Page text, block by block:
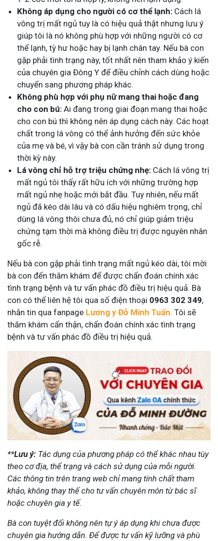
Không áp dụng cho người có cơ thể lạnh: Cách lá
vông trị mất ngủ tuy là có hiệu quả thật nhưng lưu ý
giúp tôi là nó không phù hợp với những người có cơ
thể lạnh, tỳ hư hoặc hay bị lạnh chân tay. Nếu bà con
gặp phải tình trạng này, tốt nhất nên tham khảo ý kiến
của chuyên gia Đông Y để điều chỉnh cách dùng hoặc
chuyển sang phương pháp khác.
Không phù hợp với phụ nữ mang thai hoặc đang
cho con bú: Ai đang trong giai đoạn mang thai hoặc
cho con bú thì không nên áp dụng cách này. Các hoạt
chất trong lá vông có thể ảnh hưởng đến sức khỏe
của mẹ và bé, vì vậy bà con cần tránh sử dụng trong
thời kỳ này.
Lá vông chỉ hỗ trợ triệu chứng nhẹ: Cách lá vông trị
mất ngủ tôi thấy rất hữu ích với những trường hợp
mất ngủ nhẹ hoặc mới bắt đầu. Tuy nhiên, nếu mất
ngủ đã kéo dài lâu và có dấu hiệu nghiêm trọng, chỉ
dùng lá vông thôi chưa đủ, nó chỉ giúp giảm triệu
chứng tạm thời mà không điều trị được nguyên nhân
gốc rễ.
Nếu bà con gặp phải tình trạng mất ngủ kéo dài, tôi mời
bà con đến thăm khám để được chẩn đoán chính xác
tình trạng bệnh và tư vấn phác đồ điều trị hiệu quả. Bà
con có thể liên hệ tôi qua số điện thoại 0963 302 349,
nhắn tin qua fanpage Lương y Đỗ Minh Tuấn. Tôi sẽ
thăm khám cẩn thận, chẩn đoán chính xác tình trạng
bệnh và tư vấn phác đồ điều trị hiệu quả.
**Lưu ý: Tác dụng của phương pháp có thể khác nhau tùy
theo cơ địa, thể trạng và cách sử dụng của mỗi người.
Các thông tin trên trang web chỉ mang tính chất tham
khảo, không thay thế cho tư vấn chuyên môn từ bác sĩ
hoặc chuyên gia y tế.
Bà con tuyệt đối không nên tự ý áp dụng khi chưa được
chuyên gia hướng dẫn. Để được tư vấn kỹ lưỡng và phù